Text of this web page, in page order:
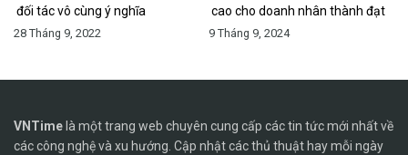
đối tác vô cùng ý nghĩa
28 Tháng 9, 2022
cao cho doanh nhân thành đạt
9 Tháng 9, 2024
VNTime là một trang web chuyên cung cấp các tin tức mới nhất về
các công nghệ và xu hướng. Cập nhật các thủ thuật hay mỗi ngày